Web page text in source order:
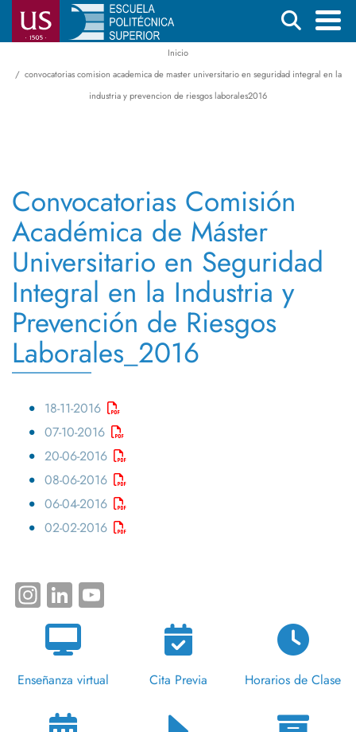
Pasar
principal
Buscar
principal
de
Inicio
convocatorias comision academica de master universitario en seguridad integral en la
industria y prevencion de riesgos laborales2016
Convocatorias Comisión
Académica de Máster
Universitario en Seguridad
Integral en la Industria y
Prevención de Riesgos
Laborales_2016
18-11-2016
07-10-2016
20-06-2016
08-06-2016
06-04-2016
02-02-2016
Instagram
LinkedIn
Enseñanza virtual Cita Previa Horarios de Clase